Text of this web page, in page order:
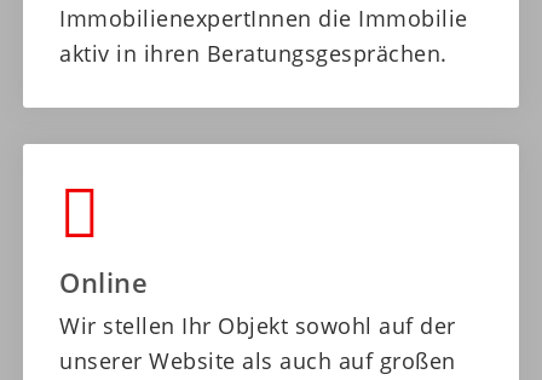
ImmobilienexpertInnen die Immobilie
aktiv in ihren Beratungsgesprächen.
Online
Wir stellen Ihr Objekt sowohl auf der
unserer Website als auch auf großen